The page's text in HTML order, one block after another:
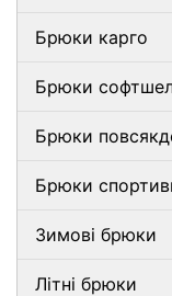
Брюки карго
Брюки
Брюки
Брюки
Зимові брюки
Літні брюки